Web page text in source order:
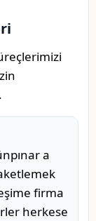
a
firma
herkese